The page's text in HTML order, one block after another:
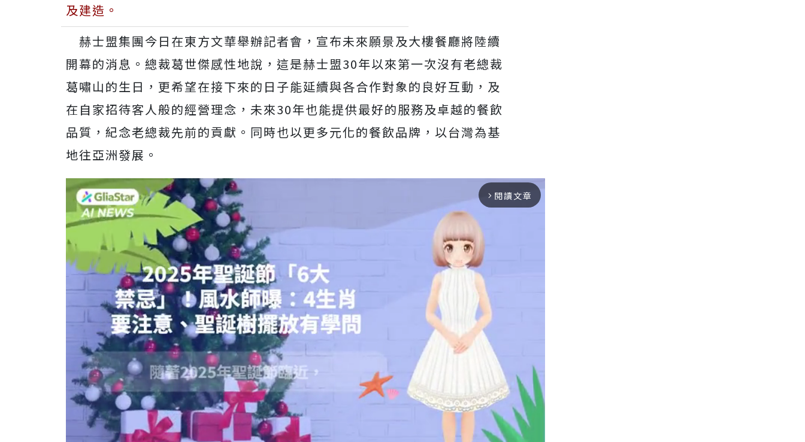
及建造。
赫士盟集團今日在東方文華舉辦記者會，宣布未來願景及大樓餐廳將陸續
開幕的消息。總裁葛世傑感性地說，這是赫士盟30年以來第一次沒有老總裁
葛嘯山的生日，更希望在接下來的日子能延續與各合作對象的良好互動，及
在自家招待客人般的經營理念，未來30年也能提供最好的服務及卓越的餐飲
品質，紀念老總裁先前的貢獻。同時也以更多元化的餐飲品牌，以台灣為基
地往亞洲發展。
arrow_forward_ios 閱讀文章